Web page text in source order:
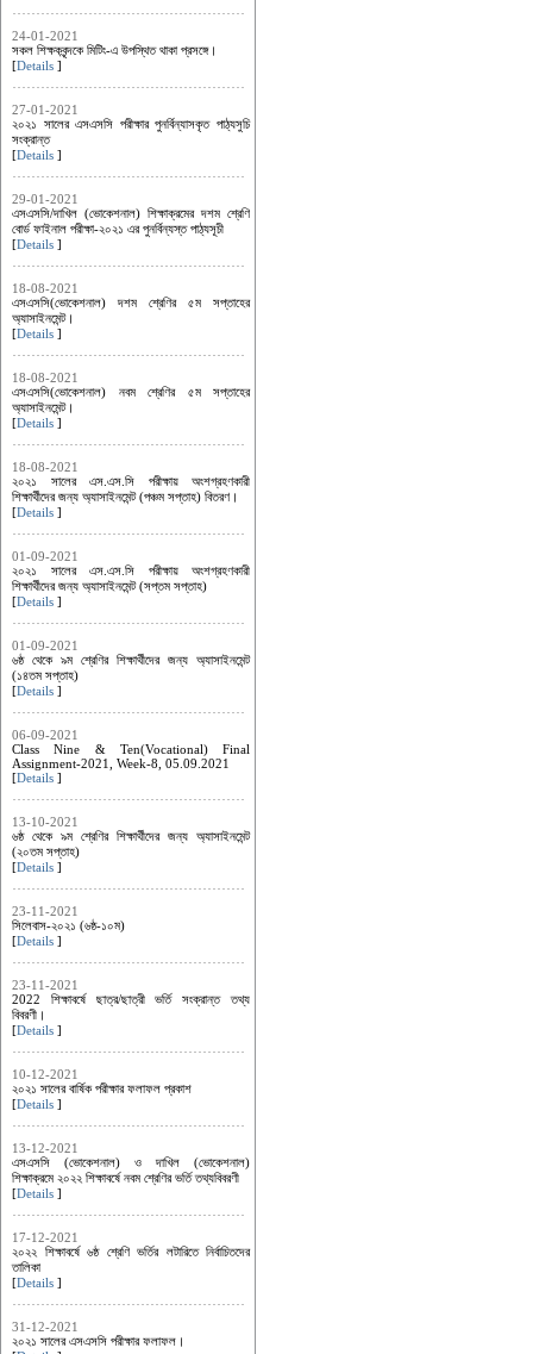
24-01-2021
সকল শিক্ষকবৃন্দকে মিটিং-এ উপস্থিত থাকা প্রসঙ্গে।
[Details ]
27-01-2021
২০২১ সালের এসএসসি পরীক্ষার পুনর্বিন্যাসকৃত পাঠ্যসুচি
সংক্রান্ত
[Details ]
29-01-2021
এসএসসি/দাখিল (ভোকেশনাল) শিক্ষাক্রমের দশম শ্রেণি
বোর্ড ফাইনাল পরীক্ষা-২০২১ এর পুনর্বিন্যস্ত পাঠ্যসূচী
[Details ]
18-08-2021
এসএসসি(ভোকেশনাল) দশম শ্রেণির ৫ম সপ্তাহের
অ্যাসাইনমেন্ট।
[Details ]
18-08-2021
এসএসসি(ভোকেশনাল) নবম শ্রেণির ৫ম সপ্তাহের
অ্যাসাইনমেন্ট।
[Details ]
18-08-2021
২০২১ সালের এস.এস.সি পরীক্ষায় অংশগ্রহণকারী
শিক্ষার্থীদের জন্য অ্যাসাইনমেন্ট (পঞ্চম সপ্তাহ) বিতরণ।
[Details ]
01-09-2021
২০২১ সালের এস.এস.সি পরীক্ষায় অংশগ্রহণকারী
শিক্ষার্থীদের জন্য অ্যাসাইনমেন্ট (সপ্তম সপ্তাহ)
[Details ]
01-09-2021
৬ষ্ঠ থেকে ৯ম শ্রেণির শিক্ষার্থীদের জন্য অ্যাসাইনমেন্ট
(১৪তম সপ্তাহ)
[Details ]
06-09-2021
Class Nine & Ten(Vocational) Final
Assignment-2021, Week-8, 05.09.2021
[Details ]
13-10-2021
৬ষ্ঠ থেকে ৯ম শ্রেণির শিক্ষার্থীদের জন্য অ্যাসাইনমেন্ট
(২০তম সপ্তাহ)
[Details ]
23-11-2021
সিলেবাস-২০২১ (৬ষ্ঠ-১০ম)
[Details ]
23-11-2021
2022 শিক্ষাবর্ষে ছাত্র/ছাত্রী ভর্তি সংক্রান্ত তথ্য
বিবরণী।
[Details ]
10-12-2021
২০২১ সালের বার্ষিক পরীক্ষার ফলাফল প্রকাশ
[Details ]
13-12-2021
এসএসসি (ভোকেশনাল) ও দাখিল (ভোকেশনাল)
শিক্ষাক্রমে ২০২২ শিক্ষাবর্ষে নবম শ্রেণির ভর্তি তথ্যবিবরণী
[Details ]
17-12-2021
২০২২ শিক্ষাবর্ষে ৬ষ্ঠ শ্রেণি ভর্তির লটারিতে নির্বাচিতদের
তালিকা
[Details ]
31-12-2021
২০২১ সালের এসএসসি পরীক্ষার ফলাফল।